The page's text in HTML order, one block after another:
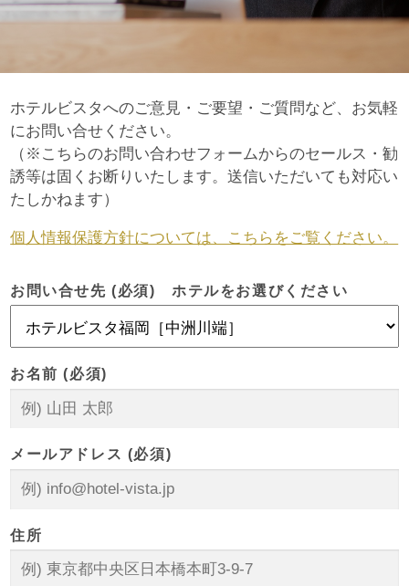
ホテルビスタへのご意見・ご要望・ご質問など、お気軽
にお問い合せください。
（※こちらのお問い合わせフォームからのセールス・勧
誘等は固くお断りいたします。送信いただいても対応い
たしかねます）
個人情報保護方針については、こちらをご覧ください。
お問い合せ先 (必須) ホテルをお選びください
お名前 (必須)
メールアドレス (必須)
住所